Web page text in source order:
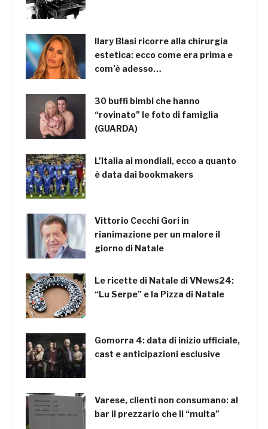
Ilary Blasi ricorre alla chirurgia
estetica: ecco come era prima e
com’è adesso…
30 buffi bimbi che hanno
“rovinato” le foto di famiglia
(GUARDA)
L’Italia ai mondiali, ecco a quanto
è data dai bookmakers
Vittorio Cecchi Gori in
rianimazione per un malore il
giorno di Natale
Le ricette di Natale di VNews24:
“Lu Serpe” e la Pizza di Natale
Gomorra 4: data di inizio ufficiale,
cast e anticipazioni esclusive
Varese, clienti non consumano: al
bar il prezzario che li “multa”